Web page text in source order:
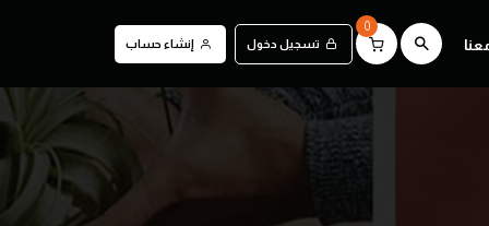
0
تسجيل دخول إنشاء حساب